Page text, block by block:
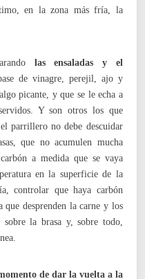
en la zona más fría, la
las ensaladas y el
de vinagre, perejil, ajo y
picante, y que se le echa a
Y son otros los que
parrillero no debe descuidar
que no acumulen mucha
a medida que se vaya
en la superficie de la
controlar que haya carbón
que desprenden la carne y los
la brasa y, sobre todo,
de dar la vuelta a la